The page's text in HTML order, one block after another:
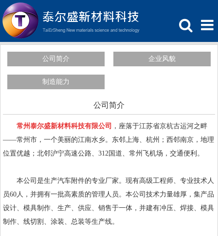
公司简介 企业风貌
制造能力
公司简介
常州泰尔盛新材料科技有限公司
，座落于江苏省京杭古运河之畔
——常州市，一个美丽的江南水乡。东邻上海、杭州；西邻南京，地理
位置优越；北邻沪宁高速公路、312国道、常州飞机场，交通便利。
本公司是生产汽车附件的专业厂家。现有高级工程师、专业技术人
员60人，并拥有一批高素质的管理人员。本公司技术力量雄厚，集产品
设计、模具制作、生产、供应、销售于一体，并建有冲压、焊接、模具
制作、线切割、涂装、总装等生产线。